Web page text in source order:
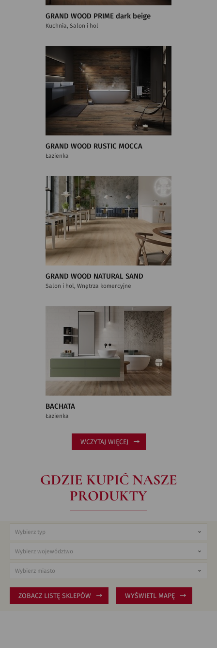
GRAND WOOD PRIME dark beige
Kuchnia, Salon i hol
GRAND WOOD RUSTIC MOCCA
Łazienka
GRAND WOOD NATURAL SAND
Salon i hol, Wnętrza komercyjne
BACHATA
Łazienka
WCZYTAJ WIĘCEJ
GDZIE KUPIĆ NASZE
PRODUKTY
ZOBACZ LISTĘ SKLEPÓW WYŚWIETL MAPĘ